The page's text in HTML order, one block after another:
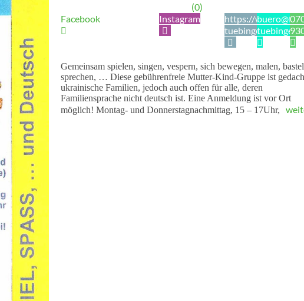
(0)
Facebook
Instagram
https://www.fbs-
tuebingen.de
Gemeinsam spielen, singen, vespern, sich bewegen, malen,
sprechen, … Diese gebührenfreie Mutter-Kind-Gruppe ist
ukrainische Familien, jedoch auch offen für alle, deren
Familiensprache nicht deutsch ist. Eine Anmeldung ist vor Ort
möglich! Montag- und Donnerstagnachmittag, 15 – 17Uhr,